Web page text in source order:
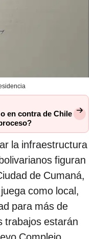
en contra de Chile
la infraestructura
figuran
de Cumaná,
juega como local,
para más de
trabajos estarán